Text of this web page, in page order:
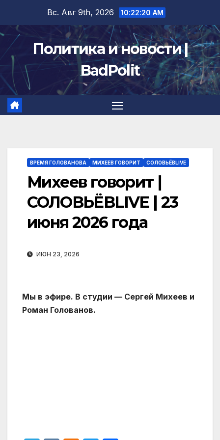
содержимому
Вс. Авг 9th, 2026 10:22:21 AM
Политика и новости |
BadPolit
ВРЕМЯ ГОЛОВАНОВА МИХЕЕВ ГОВОРИТ СОЛОВЬЁВLIVE
Михеев говорит |
СОЛОВЬЁВLIVE | 23
июня 2026 года
ИЮН 23, 2026
Мы в эфире. В студии — Сергей Михеев и
Роман Голованов.